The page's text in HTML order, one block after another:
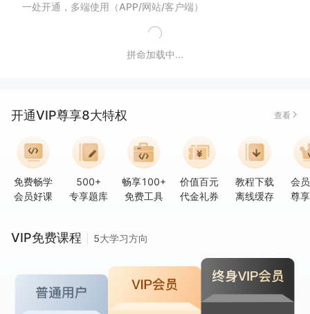
一处开通，多端使用（APP/网站/客户端）
拼命加载中...
开通VIP尊享8大特权 查看
免费畅学
会员好课
500+
专享题库
畅享100+
免费工具
价值百元
代金礼券
教程下载
离线缓存
会
尊
VIP免费课程 5大学习方向